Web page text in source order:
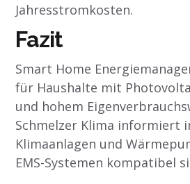
Jahresstromkosten.
Fazit
Smart Home
für Haushalte mit
und hohem
Schmelzer Klima informiert
Klimaanlagen und
EMS-Systemen kompatibel